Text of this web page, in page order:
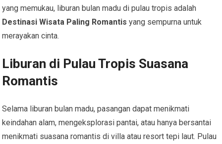
yang memukau, liburan bulan madu di pulau tropis adalah
Destinasi Wisata Paling Romantis yang sempurna untuk
merayakan cinta.
Liburan di Pulau Tropis Suasana
Romantis
Selama liburan bulan madu, pasangan dapat menikmati
keindahan alam, mengeksplorasi pantai, atau hanya bersantai
menikmati suasana romantis di villa atau resort tepi laut. Pulau